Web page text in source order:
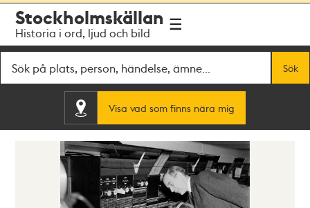
navigationen
huvudinnehållet
Stockholmskällan
Historia i ord, ljud och bild
Sök
Visa vad som finns nära mig